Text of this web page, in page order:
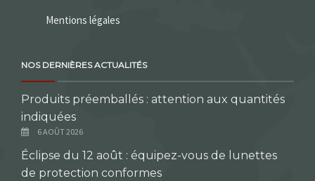
Mentions légales
NOS DERNIÈRES ACTUALITÉS
Produits préemballés : attention aux quantités
indiquées
6 AOÛT 2026
Éclipse du 12 août : équipez-vous de lunettes
de protection conformes